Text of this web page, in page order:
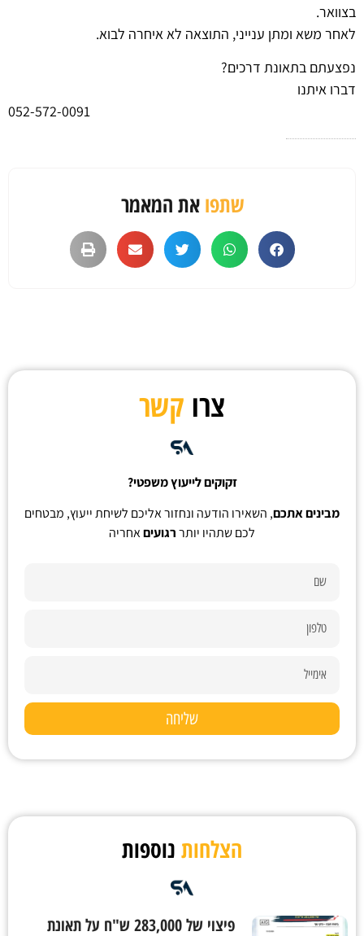
בצוואר.
לאחר משא ומתן ענייני, התוצאה לא איחרה לבוא.
נפצעתם בתאונת דרכים?
דברו איתנו
052-572-0091
שתפואת המאמר
צרו קשר
זקוקים לייעוץ משפטי?
מבינים אתכם, השאירו הודעה ונחזור אליכם לשיחת ייעוץ, מבטחים
לכם שתהיו יותררגועיםאחריה
שליחה
הצלחות נוספות
פיצוי של 283,000 ש"ח על תאונת